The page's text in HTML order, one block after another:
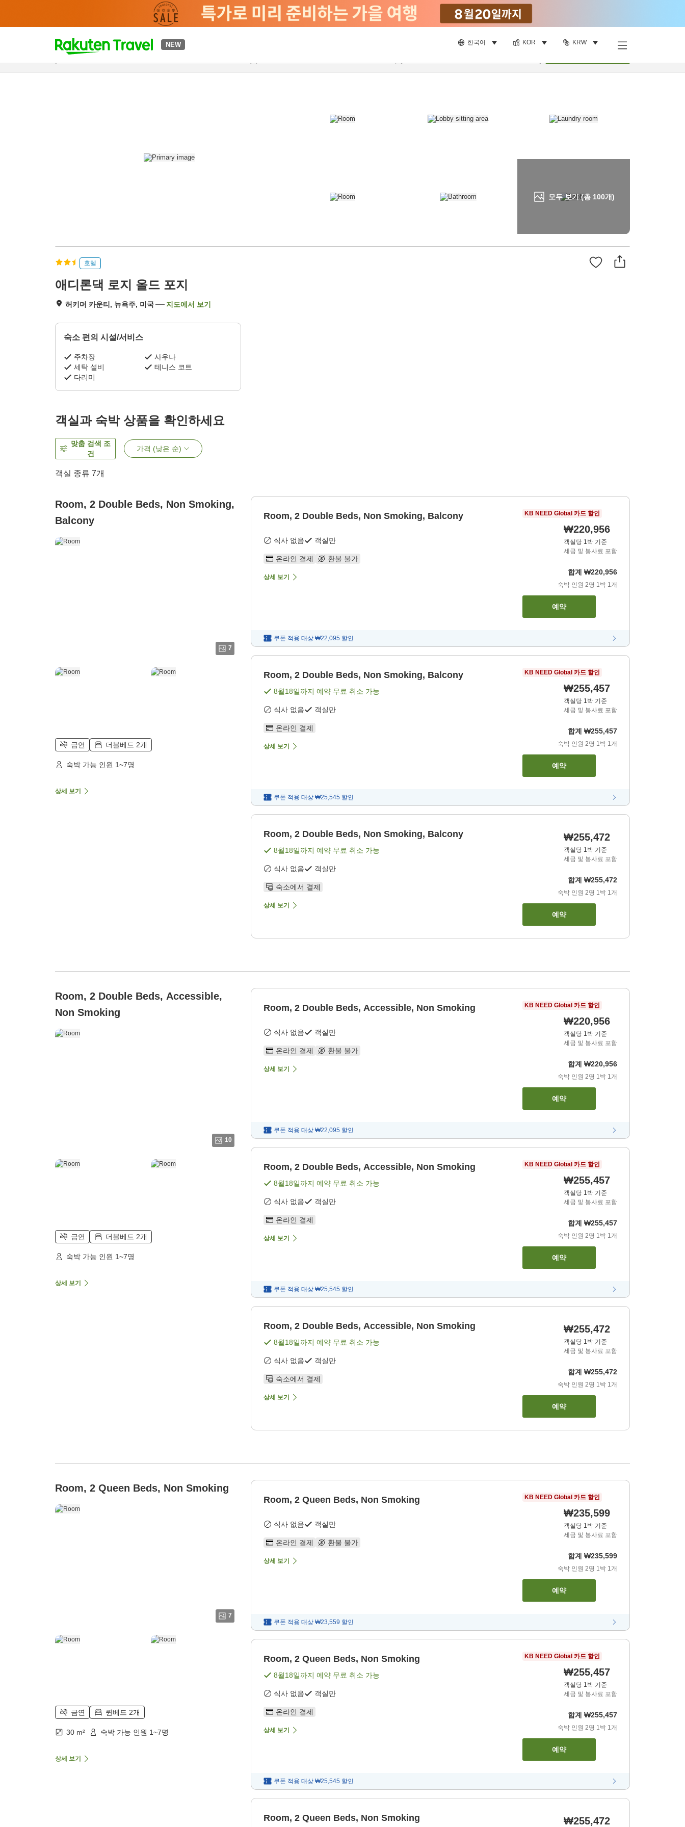
NEW 한국어 KOR KRW
t
p
모두 보기 (총 100개)
개요객실 & 숙박 상품이용 후기 편의 시설/서비스
호텔
애디론댁 로지 올드 포지
허키머 카운티, 뉴욕주, 미국 지도에서 보기
숙소 편의 시설/서비스
주차장
사우나
세탁 설비
테니스 코트
다리미
객실과 숙박 상품을 확인하세요
맞춤 검색 조
건
가격 (낮은 순)
객실 종류 7개
Room, 2 Double Beds, Non Smoking,
Balcony
7
금연 더블베드 2개
숙박 가능 인원 1~7명
상세 보기
Room, 2 Double Beds, Non Smoking, Balcony
식사 없음 객실만
온라인 결제 환불 불가
상세 보기
KB NEED Global 카드 할인
₩220,956
객실당 1박 기준
세금 및 봉사료 포함
합계 ₩220,956
숙박 인원 2명 1박 1개
예약
쿠폰 적용 대상 ₩22,095 할인
Room, 2 Double Beds, Non Smoking, Balcony
8월18일까지 예약 무료 취소 가능
식사 없음 객실만
온라인 결제
상세 보기
KB NEED Global 카드 할인
₩255,457
객실당 1박 기준
세금 및 봉사료 포함
합계 ₩255,457
숙박 인원 2명 1박 1개
예약
쿠폰 적용 대상 ₩25,545 할인
Room, 2 Double Beds, Non Smoking, Balcony
8월18일까지 예약 무료 취소 가능
식사 없음 객실만
숙소에서 결제
상세 보기
₩255,472
객실당 1박 기준
세금 및 봉사료 포함
합계 ₩255,472
숙박 인원 2명 1박 1개
예약
Room, 2 Double Beds, Accessible,
Non Smoking
10
금연 더블베드 2개
숙박 가능 인원 1~7명
상세 보기
Room, 2 Double Beds, Accessible, Non Smoking
식사 없음 객실만
온라인 결제 환불 불가
상세 보기
KB NEED Global 카드 할인
₩220,956
객실당 1박 기준
세금 및 봉사료 포함
합계 ₩220,956
숙박 인원 2명 1박 1개
예약
쿠폰 적용 대상 ₩22,095 할인
Room, 2 Double Beds, Accessible, Non Smoking
8월18일까지 예약 무료 취소 가능
식사 없음 객실만
온라인 결제
상세 보기
KB NEED Global 카드 할인
₩255,457
객실당 1박 기준
세금 및 봉사료 포함
합계 ₩255,457
숙박 인원 2명 1박 1개
예약
쿠폰 적용 대상 ₩25,545 할인
Room, 2 Double Beds, Accessible, Non Smoking
8월18일까지 예약 무료 취소 가능
식사 없음 객실만
숙소에서 결제
상세 보기
₩255,472
객실당 1박 기준
세금 및 봉사료 포함
합계 ₩255,472
숙박 인원 2명 1박 1개
예약
Room, 2 Queen Beds, Non Smoking
7
금연 퀸베드 2개
30 m² 숙박 가능 인원 1~7명
상세 보기
Room, 2 Queen Beds, Non Smoking
식사 없음 객실만
온라인 결제 환불 불가
상세 보기
KB NEED Global 카드 할인
₩235,599
객실당 1박 기준
세금 및 봉사료 포함
합계 ₩235,599
숙박 인원 2명 1박 1개
예약
쿠폰 적용 대상 ₩23,559 할인
Room, 2 Queen Beds, Non Smoking
8월18일까지 예약 무료 취소 가능
식사 없음 객실만
온라인 결제
상세 보기
KB NEED Global 카드 할인
₩255,457
객실당 1박 기준
세금 및 봉사료 포함
합계 ₩255,457
숙박 인원 2명 1박 1개
예약
쿠폰 적용 대상 ₩25,545 할인
Room, 2 Queen Beds, Non Smoking ₩255,472